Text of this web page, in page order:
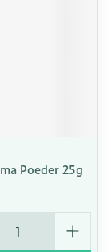
Poeder 25g